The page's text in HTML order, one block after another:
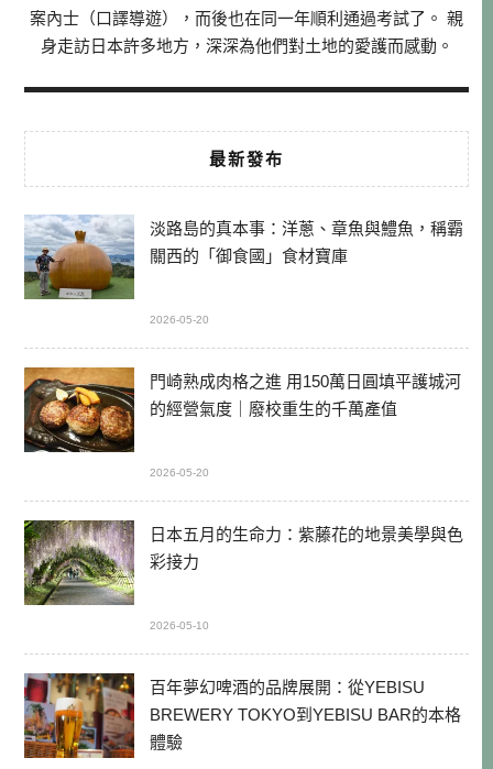
案內士（口譯導遊），而後也在同一年順利通過考試了。 親
身走訪日本許多地方，深深為他們對土地的愛護而感動。
最新發布
淡路島的真本事：洋蔥、章魚與鱧魚，稱霸
關西的「御食國」食材寶庫
2026-05-20
門崎熟成肉格之進 用150萬日圓填平護城河
的經營氣度｜廢校重生的千萬產值
2026-05-20
日本五月的生命力：紫藤花的地景美學與色
彩接力
2026-05-10
百年夢幻啤酒的品牌展開：從YEBISU
BREWERY TOKYO到YEBISU BAR的本格
體驗